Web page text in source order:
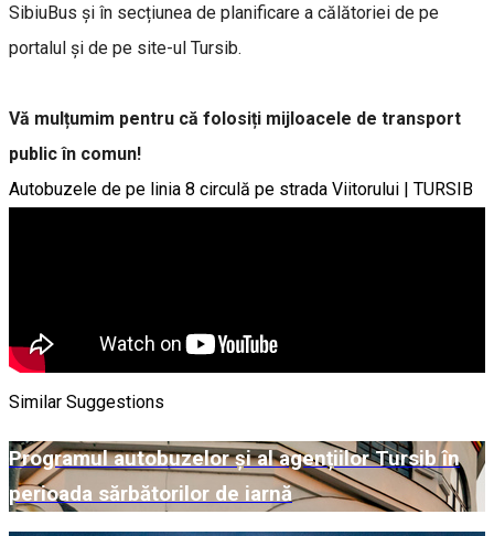
SibiuBus și în secțiunea de planificare a călătoriei de pe
portalul și de pe site-ul Tursib.
Vă mulțumim pentru că folosiți mijloacele de transport
public în comun!
Autobuzele de pe linia 8 circulă pe strada Viitorului | TURSIB
Similar Suggestions
Programul autobuzelor și al agențiilor Tursib în
perioada sărbătorilor de iarnă